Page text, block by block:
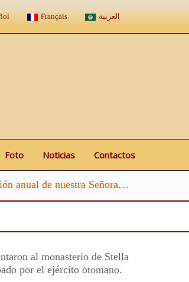
Français العربية
Foto Noticias Contactos
anual de nuestra Señora…
al monasterio de Stella
por el ejército otomano.